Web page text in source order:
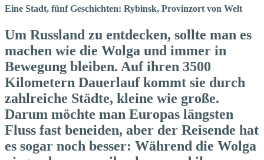
Eine Stadt, fünf Geschichten: Rybinsk, Provinzort von Welt
Um Russland zu entdecken, sollte man es
machen wie die Wolga und immer in
Bewegung bleiben. Auf ihren 3500
Kilometern Dauerlauf kommt sie durch
zahlreiche Städte, kleine wie große.
Darum möchte man Europas längsten
Fluss fast beneiden, aber der Reisende hat
es sogar noch besser: Während die Wolga